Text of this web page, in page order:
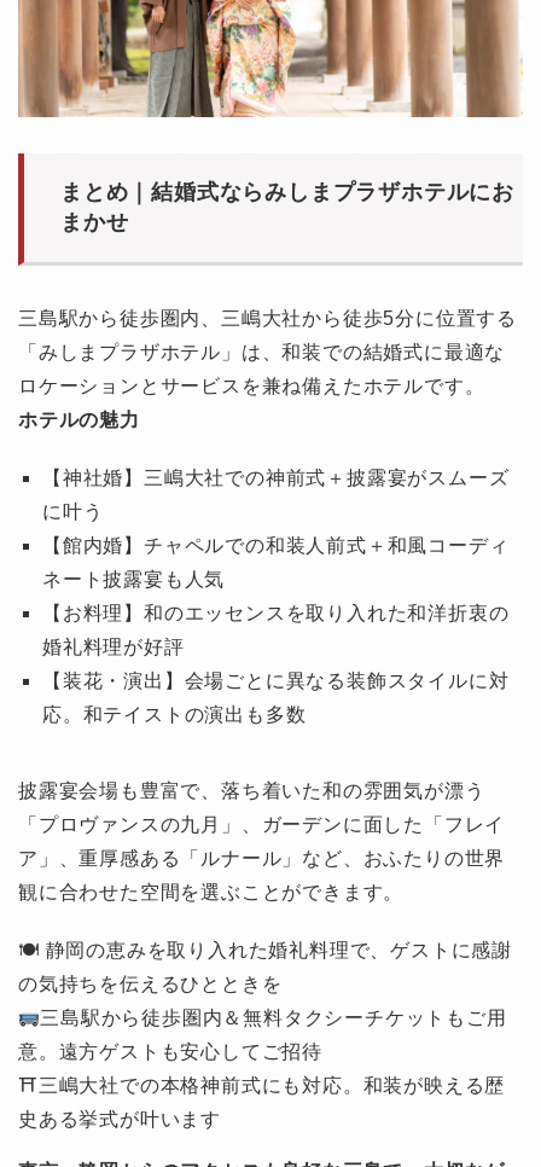
まとめ｜結婚式ならみしまプラザホテルにお
まかせ
三島駅から徒歩圏内、三嶋大社から徒歩5分に位置する
「みしまプラザホテル」は、和装での結婚式に最適な
ロケーションとサービスを兼ね備えたホテルです。
ホテルの魅力
【神社婚】三嶋大社での神前式＋披露宴がスムーズ
に叶う
【館内婚】チャペルでの和装人前式＋和風コーディ
ネート披露宴も人気
【お料理】和のエッセンスを取り入れた和洋折衷の
婚礼料理が好評
【装花・演出】会場ごとに異なる装飾スタイルに対
応。和テイストの演出も多数
披露宴会場も豊富で、落ち着いた和の雰囲気が漂う
「プロヴァンスの九月」、ガーデンに面した「フレイ
ア」、重厚感ある「ルナール」など、おふたりの世界
観に合わせた空間を選ぶことができます。
🍽 静岡の恵みを取り入れた婚礼料理で、ゲストに感謝
の気持ちを伝えるひとときを
三島駅から徒歩圏内＆無料タクシーチケットもご用
意。遠方ゲストも安心してご招待
⛩三嶋大社での本格神前式にも対応。和装が映える歴
史ある挙式が叶います